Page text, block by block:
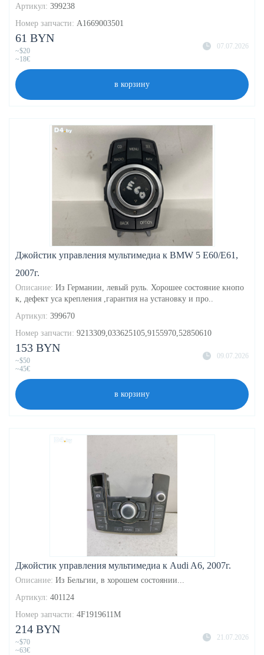
Артикул: 399238
Номер запчасти: A1669003501
07.07.2026
61 BYN
~$20
~18€
в корзину
Джойстик управления мультимедиа к BMW 5 E60/E61,
2007г.
Описание: Из Германии, левый руль. Хорошее состояние кнопо
к, дефект уса крепления ,гарантия на установку и про..
Артикул: 399670
Номер запчасти: 9213309,033625105,9155970,52850610
09.07.2026
153 BYN
~$50
~45€
в корзину
Джойстик управления мультимедиа к Audi A6, 2007г.
Описание: Из Бельгии, в хорошем состоянии...
Артикул: 401124
Номер запчасти: 4F1919611M
21.07.2026
214 BYN
~$70
~63€